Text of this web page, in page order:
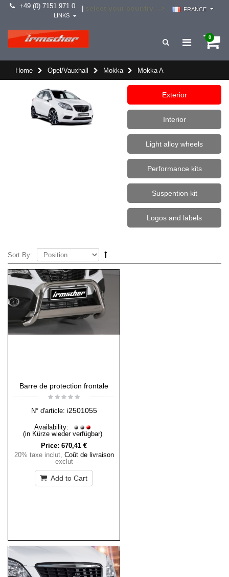
+49 (0) 7151 971 0
FRANCE
LINKS
0
Home Opel/Vauxhall Mokka Mokka A
Exterior
Interior
Light alloy wheels
Performance kits
Suspention kit
Logos and labels
Sort By:
Barre de protection frontale
N° d'article: i2501055
Availability:
(in Kürze wieder verfügbar)
Price: 670,41 €
20% taxe inclut, Coût de livraison
exclut
Add to Cart